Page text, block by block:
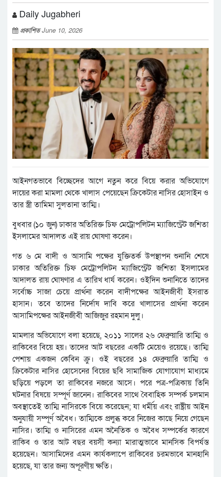
Daily Jugabheri
প্রকাশিতJune 10, 2026
আইনগতভাবে বিচ্ছেদের আগে নতুন করে বিয়ে করার অভিযোগে
দায়ের করা মামলা থেকে খালাস পেয়েছেন ক্রিকেটার নাসির হোসাইন ও
তার স্ত্রী তামিমা সুলতানা তাম্মি।
বুধবার (১০ জুন) ঢাকার অতিরিক্ত চিফ মেট্রোপলিটন ম্যাজিস্ট্রেট জশিতা
ইসলামের আদালত এই রায় ঘোষণা করেন।
গত ৬ মে বাদী ও আসামি পক্ষের যুক্তিতর্ক উপস্থাপন শুনানি শেষে
ঢাকার অতিরিক্ত চিফ মেট্রোপলিটন ম্যাজিস্ট্রেট জশিতা ইসলামের
আদালত রায় ঘোষণার এ তারিখ ধার্য করেন। ওইদিন শুনানিতে তাদের
সর্বোচ্চ সাজা চেয়ে প্রার্থনা করেন বাদীপক্ষের আইনজীবী ইসরাত
হাসান। তবে তাদের নির্দোষ দাবি করে খালাসের প্রার্থনা করেন
আসামিপক্ষের আইনজীবী আজিজুর রহমান দুলু।
মামলার অভিযোগে বলা হয়েছে, ২০১১ সালের ২৬ ফেব্রুয়ারি তাম্মি ও
রাকিবের বিয়ে হয়। তাদের আট বছরের একটি মেয়েও রয়েছে। তাম্মি
পেশায় একজন কেবিন ক্রু। ওই বছরের ১৪ ফেব্রুয়ারি তাম্মি ও
ক্রিকেটার নাসির হোসেনের বিয়ের ছবি সামাজিক যোগাযোগ মাধ্যমে
ছড়িয়ে পড়লে তা রাকিবের নজরে আসে। পরে পত্র-পত্রিকায় তিনি
ঘটনার বিষয়ে সম্পূর্ণ জানেন। রাকিবের সাথে বৈবাহিক সম্পর্ক চলমান
অবস্থাতেই তাম্মি নাসিরকে বিয়ে করেছেন; যা ধর্মীয় এবং রাষ্ট্রীয় আইন
অনুযায়ী সম্পূর্ণ অবৈধ। তাম্মিকে প্রলুব্ধ করে নিজের কাছে নিয়ে গেছেন
নাসির। তাম্মি ও নাসিরের এমন অনৈতিক ও অবৈধ সম্পর্কের কারণে
রাকিব ও তার আট বছর বয়সী কন্যা মারাত্মভাবে মানসিক বিপর্যস্ত
হয়েছেন। আসামিদের এমন কার্যকলাপে রাকিবের চরমভাবে মানহানি
হয়েছে, যা তার জন্য অপূরণীয় ক্ষতি।